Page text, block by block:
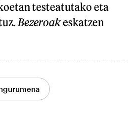
testeatutako eta
Bezeroakeskatzen